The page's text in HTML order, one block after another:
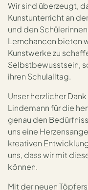
Wir sind überzeugt,
Kunstunterricht an
und den
Lernchancen bieten
Kunstwerke zu
Selbstbewusstsein,
ihren Schulalltag.
Unser herzlicher
Lindemann für die
genau den
uns eine
kreativen
uns, dass wir mit
können.
Mit der neuen